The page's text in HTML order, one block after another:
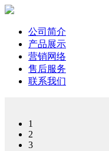
公司简介
产品展示
营销网络
售后服务
联系我们
1
2
3